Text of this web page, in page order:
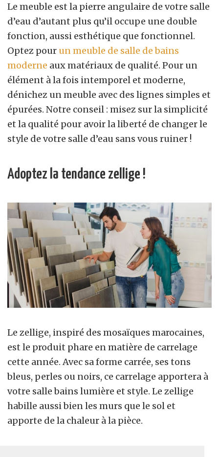
Le meuble est la pierre angulaire de votre salle
d’eau d’autant plus qu’il occupe une double
fonction, aussi esthétique que fonctionnel.
Optez pour un meuble de salle de bains
moderne aux matériaux de qualité. Pour un
élément à la fois intemporel et moderne,
dénichez un meuble avec des lignes simples et
épurées. Notre conseil : misez sur la simplicité
et la qualité pour avoir la liberté de changer le
style de votre salle d’eau sans vous ruiner !
Adoptez la tendance zellige !
Le zellige, inspiré des mosaïques marocaines,
est le produit phare en matière de carrelage
cette année. Avec sa forme carrée, ses tons
bleus, perles ou noirs, ce carrelage apportera à
votre salle bains lumière et style. Le zellige
habille aussi bien les murs que le sol et
apporte de la chaleur à la pièce.